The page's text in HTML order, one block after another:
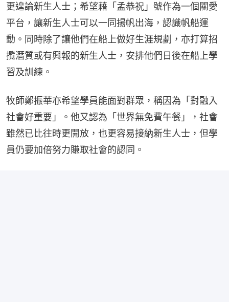
更遑論新生人士；希望藉「孟恭祝」號作為一個關愛
平台，讓新生人士可以一同揚帆出海，認識帆船運
動。同時除了讓他們在船上做好生涯規劃，亦打算招
攬潛質或有興報的新生人士，安排他們日後在船上學
習及訓練。
牧師鄭振華亦希望學員能面對群眾，稱因為「對融入
社會好重要」。他又認為「世界無免費午餐」，社會
雖然已比往時更開放，也更容易接納新生人士，但學
員仍要加倍努力賺取社會的認同。